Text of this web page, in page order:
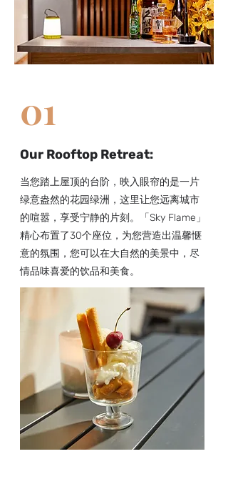
01
Our Rooftop Retreat:
当您踏上屋顶的台阶，映入眼帘的是一片
绿意盎然的花园绿洲，这里让您远离城市
的喧嚣，享受宁静的片刻。「Sky Flame」
精心布置了30个座位，为您营造出温馨惬
意的氛围，您可以在大自然的美景中，尽
情品味喜爱的饮品和美食。